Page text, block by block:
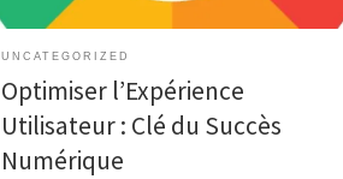
UNCATEGORIZED
Optimiser l’Expérience
Utilisateur : Clé du Succès
Numérique